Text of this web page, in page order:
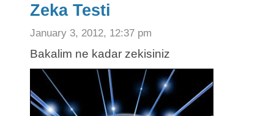
Zeka Testi
January 3, 2012, 12:37 pm
Bakalim ne kadar zekisiniz